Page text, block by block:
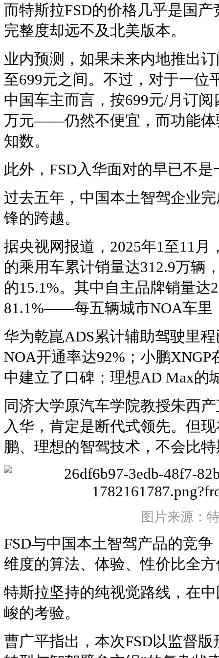
而特斯拉FSD的价格几乎是国
完整度却远不及北美版本。
业内预测，如果未来内地推出
至699元之间。不过，对于一位
中国车主而言，按699元/月订
万元——仍然不便宜，而功能体
知数。
此外，FSD入华面对的早已不
过去五年，中国本土智驾企业
锋的跨越。
据央视网报道，2025年1至11月
的乘用车累计销量达312.9万辆
的15.1%。其中自主品牌销量达
81.1%——每五辆城市NOA车里
华为乾崑ADS累计辅助驾驶里
NOA开通率达92%；小鹏
中建立了口碑；理想AD Max的
同济大学原汽车学院教授朱西
入华，肯定是断代式领先。但
鹏、理想的智驾技术，不会比
图片来源：
FSD与中国本土智驾产品的竞
维度的算法、体验、性价比全
特斯拉坚持的纯视觉路线，在
峻的考验。
曹广平指出，本次FSD以监督